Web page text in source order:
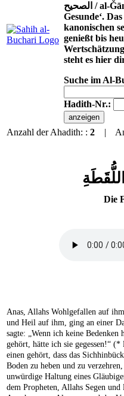
الصحيح / al-Ǧāmiʿ aṣ-ṣaḥīḥ / ‚Das umfassende
Gesunde‘.
kanonischen
genießt bis
steht es hier
Suche im Al-
Hadith-Nr.:
Anzahl der Ahadith: : 2 |
Die
Anas, Allahs Wohlgefallen auf
und Heil auf ihm, ging an einer
sagte: „Wenn ich keine Bedenken
gehört, hätte ich sie gegessen!“
einen gehört, dass das
Boden zu heben und zu
unwürdige Haltung eines
dem Propheten, Allahs Segen